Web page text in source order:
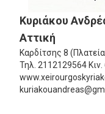
Κυριάκου
Αττική
Καρδίτσης 8
Τηλ. 2112129564 Κιν.